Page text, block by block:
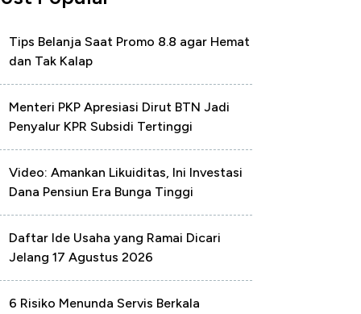
Tips Belanja Saat Promo 8.8 agar Hemat
dan Tak Kalap
Menteri PKP Apresiasi Dirut BTN Jadi
Penyalur KPR Subsidi Tertinggi
Video: Amankan Likuiditas, Ini Investasi
Dana Pensiun Era Bunga Tinggi
Daftar Ide Usaha yang Ramai Dicari
Jelang 17 Agustus 2026
6 Risiko Menunda Servis Berkala